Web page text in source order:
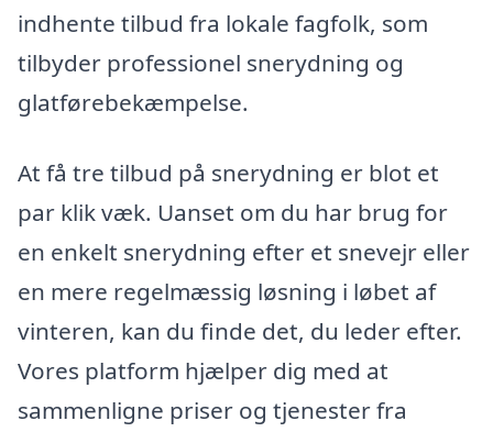
indhente tilbud fra lokale fagfolk, som
tilbyder professionel snerydning og
glatførebekæmpelse.
At få tre tilbud på snerydning er blot et
par klik væk. Uanset om du har brug for
en enkelt snerydning efter et snevejr eller
en mere regelmæssig løsning i løbet af
vinteren, kan du finde det, du leder efter.
Vores platform hjælper dig med at
sammenligne priser og tjenester fra